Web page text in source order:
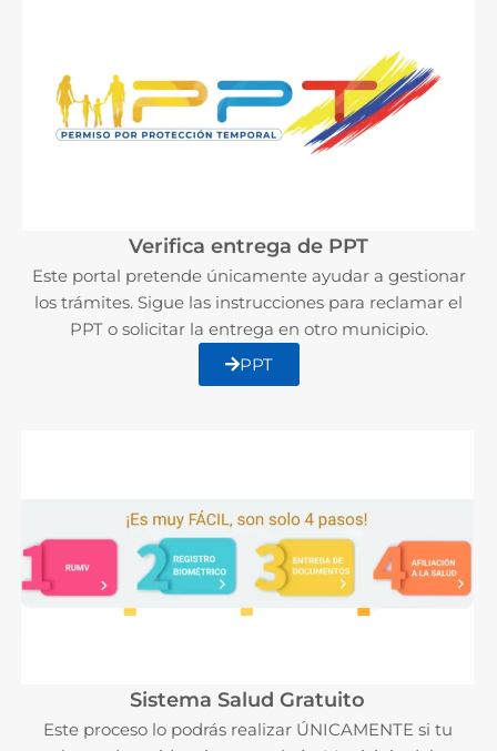
Verifica entrega de PPT
Este portal pretende únicamente ayudar a gestionar
los trámites. Sigue las instrucciones para reclamar el
PPT o solicitar la entrega en otro municipio.
PPT
Sistema Salud Gratuito
Este proceso lo podrás realizar ÚNICAMENTE si tu